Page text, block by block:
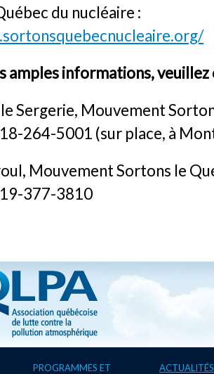
du nucléaire :
amples informations,
Sergerie, Mouvement
264-5001 (sur place, à
Mouvement Sortons le
377-3810
PROGRAMMES ET
ACTUALITÉS